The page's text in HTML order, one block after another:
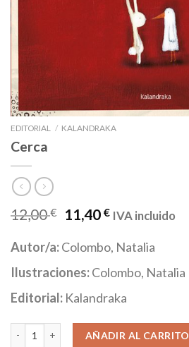
EDITORIAL / KALANDRAKA
Cerca
12,00€ 11,40€ IVA incluido
Autor/a:Colombo, Natalia
Ilustraciones:Colombo, Natalia
Editorial: Kalandraka
AÑADIR AL CARRITO